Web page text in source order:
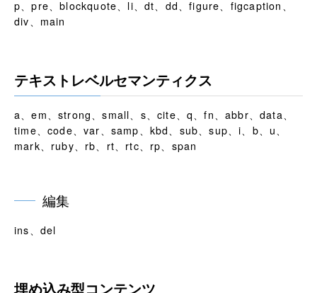
p、pre、blockquote、li、dt、dd、figure、figcaption、
div、main
テキストレベルセマンティクス
a、em、strong、small、s、cite、q、fn、abbr、data、
time、code、var、samp、kbd、sub、sup、i、b、u、
mark、ruby、rb、rt、rtc、rp、span
編集
ins、del
埋め込み型コンテンツ